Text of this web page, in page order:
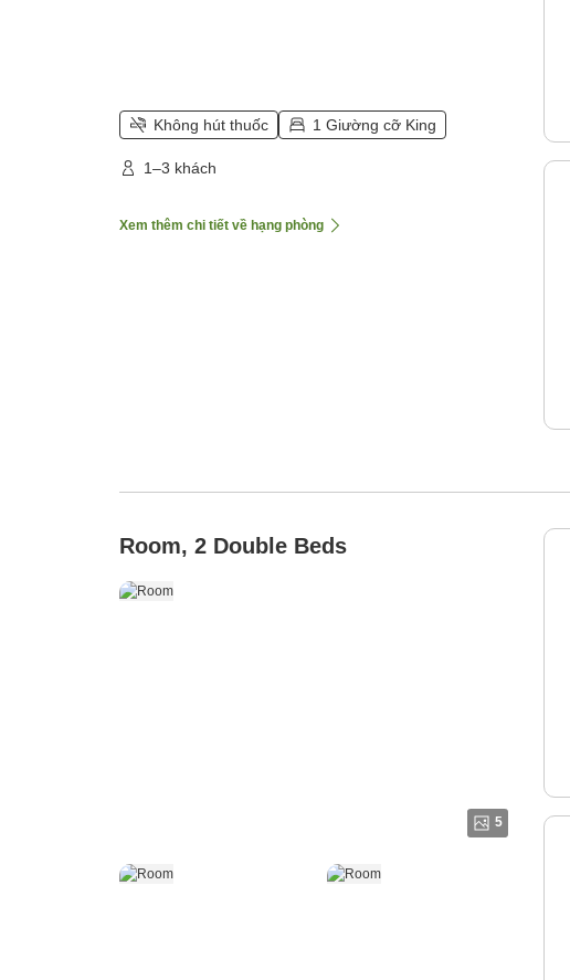
Không hút thuốc 1 Giường cỡ King
1–3 khách
Xem thêm chi tiết về hạng phòng
Room, 2 Double Beds
5